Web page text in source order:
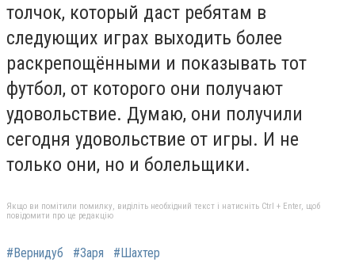
толчок, который даст ребятам в
следующих играх выходить более
раскрепощёнными и показывать тот
футбол, от которого они получают
удовольствие. Думаю, они получили
сегодня удовольствие от игры. И не
только они, но и болельщики.
Якщо ви помітили помилку, виділіть необхідний текст і натисніть Ctrl + Enter, щоб
повідомити про це редакцію
#Вернидуб #Заря #Шахтер